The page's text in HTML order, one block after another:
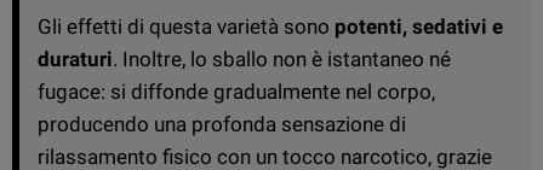
Gli effetti di questa varietà sono potenti, sedativi e
duraturi. Inoltre, lo sballo non è istantaneo né
fugace: si diffonde gradualmente nel corpo,
producendo una profonda sensazione di
rilassamento fisico con un tocco narcotico, grazie